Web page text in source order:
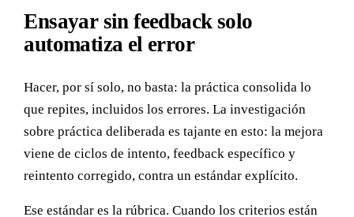
Ensayar sin feedback solo
automatiza el error
Hacer, por sí solo, no basta: la práctica consolida lo
que repites, incluidos los errores. La investigación
sobre práctica deliberada es tajante en esto: la mejora
viene de ciclos de intento, feedback específico y
reintento corregido, contra un estándar explícito.
Ese estándar es la rúbrica. Cuando los criterios están